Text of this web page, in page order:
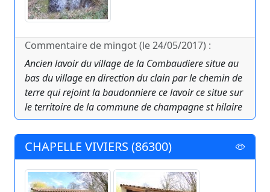
Commentaire de mingot (le 24/05/2017) :
Ancien lavoir du village de la Combaudiere situe au
bas du village en direction du clain par le chemin de
terre qui rejoint la baudonniere ce lavoir ce situe sur
le territoire de la commune de champagne st hilaire
CHAPELLE VIVIERS (86300)